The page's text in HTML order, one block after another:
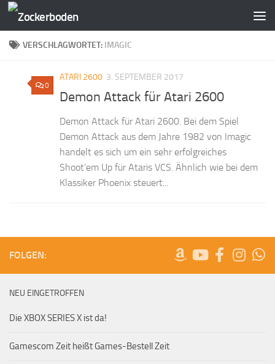
Zum Inhalt springen
VERSCHLAGWORTET: IMAGIC
0
ATARI 2600 3. SEPTEMBER 2017
Demon Attack für Atari 2600
Demon Attack für Atari 2600. Bei dem Spiel
Demon Attack aus dem Jahre 1982 von Imagic
handelt es sich um ein sehr erfolgreiches
Shoot’em Up für Ataris VCS. Ähnlich wie bei dem
Klassiker Phoenix steuert...
FOLGEN:
NEU EINGETROFFEN
Die XBOX SERIES X ist da!
Gamescom Zeit heißt Games-Bestell Zeit